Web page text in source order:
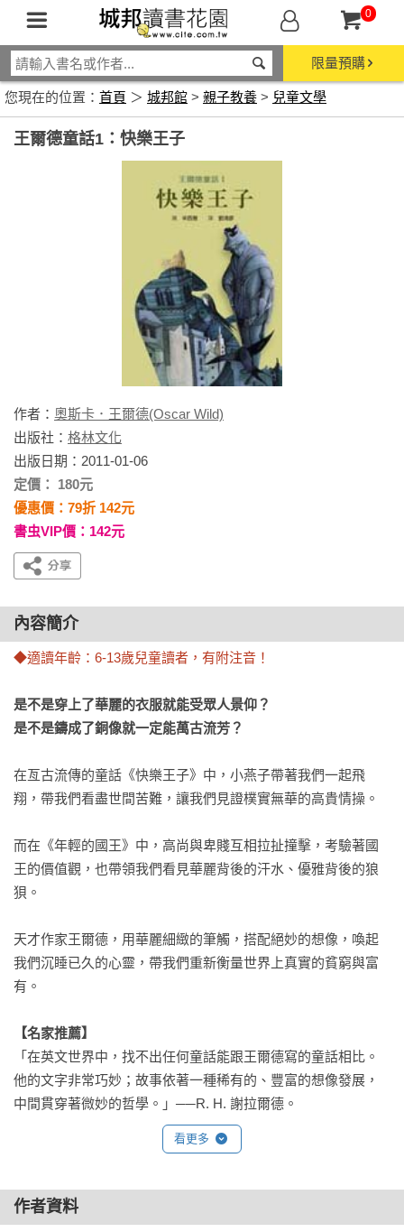
0
限量預購
您現在的位置： 首頁 ＞ 城邦館 > 親子教養 > 兒童文學
王爾德童話1：快樂王子
作者： 奧斯卡．王爾德(Oscar Wild)
出版社： 格林文化
出版日期：2011-01-06
定價： 180元
優惠價：79折 142元
書虫VIP價：142元
內容簡介
◆適讀年齡：6-13歲兒童讀者，有附注音！
是不是穿上了華麗的衣服就能受眾人景仰？
是不是鑄成了銅像就一定能萬古流芳？
在亙古流傳的童話《快樂王子》中，小燕子帶著我們一起飛
翔，帶我們看盡世間苦難，讓我們見證樸實無華的高貴情操。
而在《年輕的國王》中，高尚與卑賤互相拉扯撞擊，考驗著國
王的價值觀，也帶領我們看見華麗背後的汗水、優雅背後的狼
狽。
天才作家王爾德，用華麗細緻的筆觸，搭配絕妙的想像，喚起
我們沉睡已久的心靈，帶我們重新衡量世界上真實的貧窮與富
有。
【名家推薦】
「在英文世界中，找不出任何童話能跟王爾德寫的童話相比。
他的文字非常巧妙；故事依著一種稀有的、豐富的想像發展，
中間貫穿著微妙的哲學。」──R. H. 謝拉爾德。
看更多
作者資料